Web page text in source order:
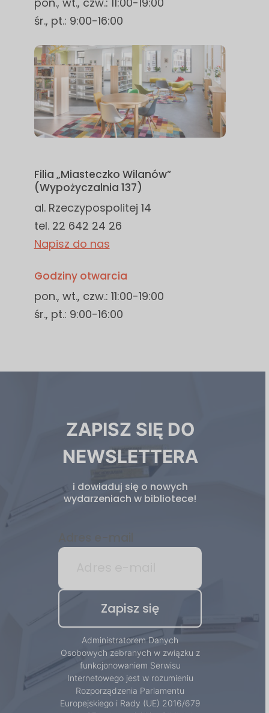
śr., pt.: 9:00-16:00
Filia „Miasteczko Wilanów”
(Wypożyczalnia 137)
al. Rzeczypospolitej 14
tel. 22 642 24 26
Napisz do nas
Godziny otwarcia
pon., wt., czw.: 11:00-19:00
śr., pt.: 9:00-16:00
biblioteki
ZAPISZ SIĘ DO
NEWSLETTERA
i dowiaduj się o nowych
wydarzeniach w bibliotece!
Administratorem Danych
Osobowych zebranych w związku z
funkcjonowaniem Serwisu
Internetowego jest w rozumieniu
Rozporządzenia Parlamentu
Europejskiego i Rady (UE) 2016/679